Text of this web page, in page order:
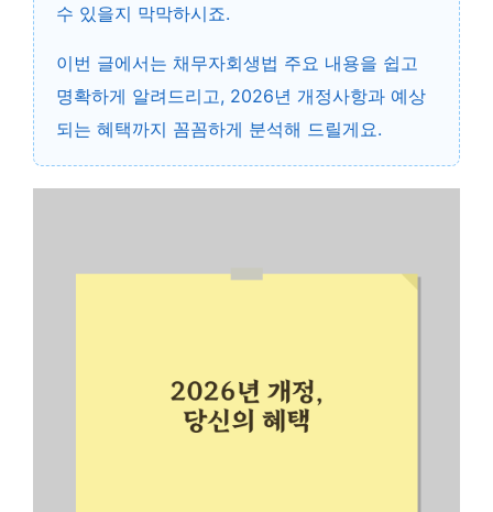
수 있을지 막막하시죠.
이번 글에서는 채무자회생법 주요 내용을 쉽고
명확하게 알려드리고, 2026년 개정사항과 예상
되는 혜택까지 꼼꼼하게 분석해 드릴게요.